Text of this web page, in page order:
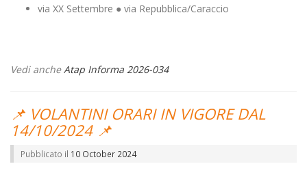
via XX Settembre ● via Repubblica/Caraccio
Vedi ancheAtap Informa 2026-034
📌 VOLANTINI ORARI IN VIGORE DAL
14/10/2024 📌
Pubblicato il 10 October 2024